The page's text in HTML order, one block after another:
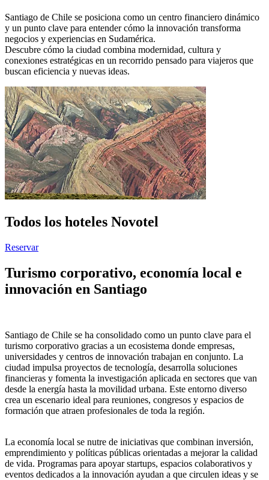
Santiago de Chile se posiciona como un centro financiero dinámico
y un punto clave para entender cómo la innovación transforma
negocios y experiencias en Sudamérica.
Descubre cómo la ciudad combina modernidad, cultura y
conexiones estratégicas en un recorrido pensado para viajeros que
buscan eficiencia y nuevas ideas.
Todos los hoteles Novotel
Reservar
Turismo corporativo, economía local e
innovación en Santiago
Santiago de Chile se ha consolidado como un punto clave para el
turismo corporativo gracias a un ecosistema donde empresas,
universidades y centros de innovación trabajan en conjunto. La
ciudad impulsa proyectos de tecnología, desarrolla soluciones
financieras y fomenta la investigación aplicada en sectores que van
desde la energía hasta la movilidad urbana. Este entorno diverso
crea un escenario ideal para reuniones, congresos y espacios de
formación que atraen profesionales de toda la región.
La economía local se nutre de iniciativas que combinan inversión,
emprendimiento y políticas públicas orientadas a mejorar la calidad
de vida. Programas para apoyar startups, espacios colaborativos y
eventos dedicados a la innovación ayudan a que circulen ideas y se